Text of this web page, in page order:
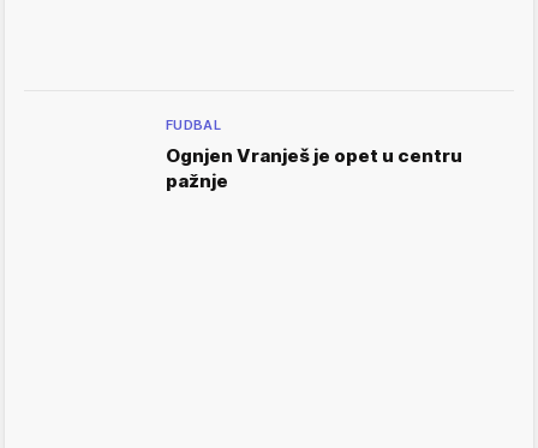
FUDBAL
Ognjen Vranješ je opet u centru
pažnje